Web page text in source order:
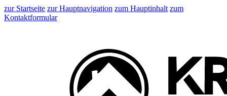
zur Startseite zur Hauptnavigation zum Hauptinhalt zum
Kontaktformular